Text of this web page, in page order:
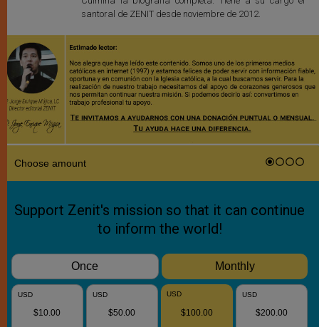
santoral de ZENIT desde noviembre de 2012.